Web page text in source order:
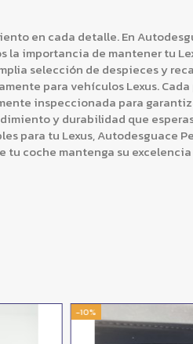
en cada detalle. En
la importancia de mantener tu
selección de despieces y
para vehículos Lexus.
inspeccionada para
y durabilidad que
para tu Lexus, Autodesguace
tu coche mantenga su
-10%